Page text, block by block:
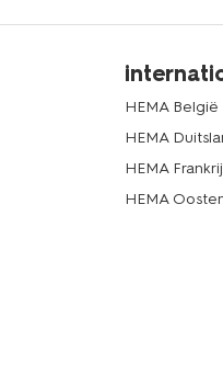
HEMA België
HEMA
HEMA
HEMA